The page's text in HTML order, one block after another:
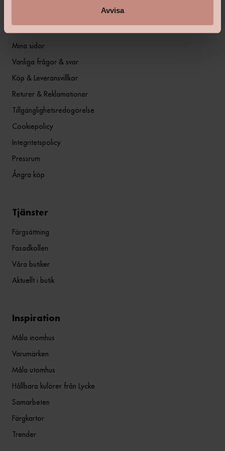
Avvisa
Information
Mina sidor
Vanliga frågor & svar
Köp & Leveransvillkor
Returer & Reklamationer
Tillgänglighetsredogörelse
Cookiepolicy
Integritetspolicy
Pressrum
Ångra köp
Tjänster
Färgsättning
Fasadkollen
Våra butiker
Aktuellt i butik
Inspiration
Måla inomhus
Varumärken
Måla utomhus
Hållbara kulörer från Lycke
Samarbeten
Färgkartor
Trender